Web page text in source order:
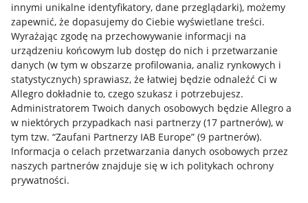
innymi unikalne identyfikatory, dane przeglądarki), możemy
zapewnić, że dopasujemy do Ciebie wyświetlane treści.
Wyrażając zgodę na przechowywanie informacji na
urządzeniu końcowym lub dostęp do nich i przetwarzanie
danych (w tym w obszarze profilowania, analiz rynkowych i
statystycznych) sprawiasz, że łatwiej będzie odnaleźć Ci w
Allegro dokładnie to, czego szukasz i potrzebujesz.
Administratorem Twoich danych osobowych będzie Allegro a
w niektórych przypadkach nasi partnerzy (17 partnerów), w
tym tzw. “Zaufani Partnerzy IAB Europe” (9 partnerów).
Informacja o celach przetwarzania danych osobowych przez
naszych partnerów znajduje się w ich politykach ochrony
prywatności.
Przydatne informacje
Jak to działa